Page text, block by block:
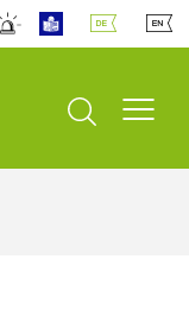
Suche öffnen